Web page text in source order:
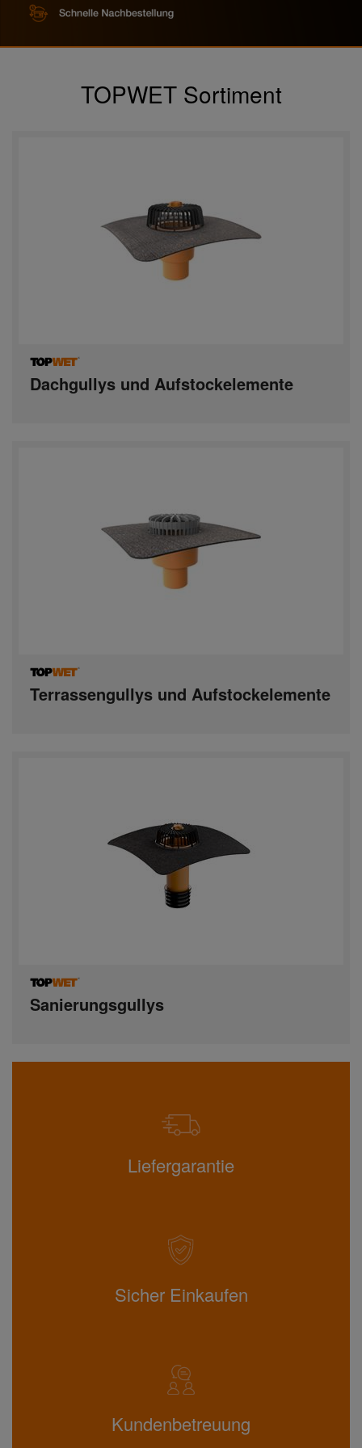
TOPWET Sortiment
Dachgullys und Aufstockelemente
Terrassengullys und Aufstockelemente
Sanierungsgullys
Liefergarantie
Sicher Einkaufen
Kundenbetreuung